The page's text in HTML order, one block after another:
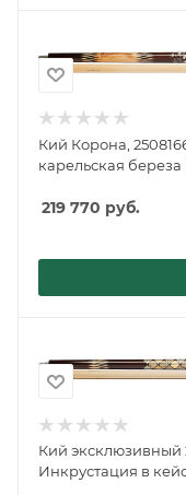
Кий Корона,
карельская береза
219 770 руб.
Кий эксклюзивный
Инкрустация в